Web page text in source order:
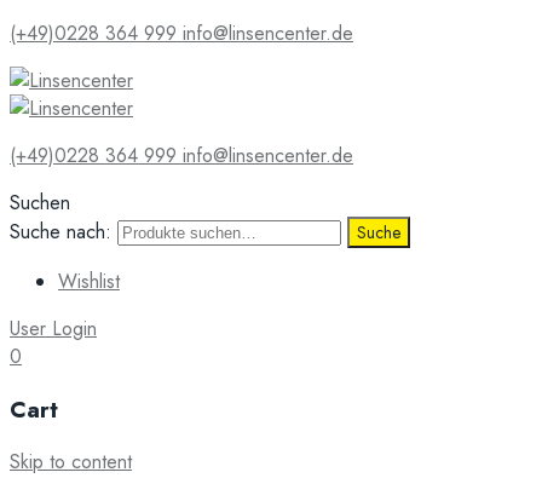
(+49)0228 364 999 info@linsencenter.de
(+49)0228 364 999 info@linsencenter.de
Suchen
Suche nach:
Suche
Wishlist
User Login
0
Cart
Skip to content